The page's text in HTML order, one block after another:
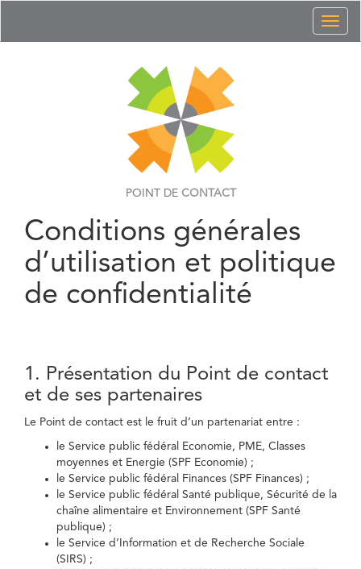
POINT DE CONTACT
Conditions générales
d’utilisation et politique
de confidentialité
1. Présentation du Point de contact
et de ses partenaires
Le Point de contact est le fruit d’un partenariat entre :
le Service public fédéral Economie, PME, Classes
moyennes et Energie (SPF Economie) ;
le Service public fédéral Finances (SPF Finances) ;
le Service public fédéral Santé publique, Sécurité de la
chaîne alimentaire et Environnement (SPF Santé
publique) ;
le Service d’Information et de Recherche Sociale
(SIRS) ;